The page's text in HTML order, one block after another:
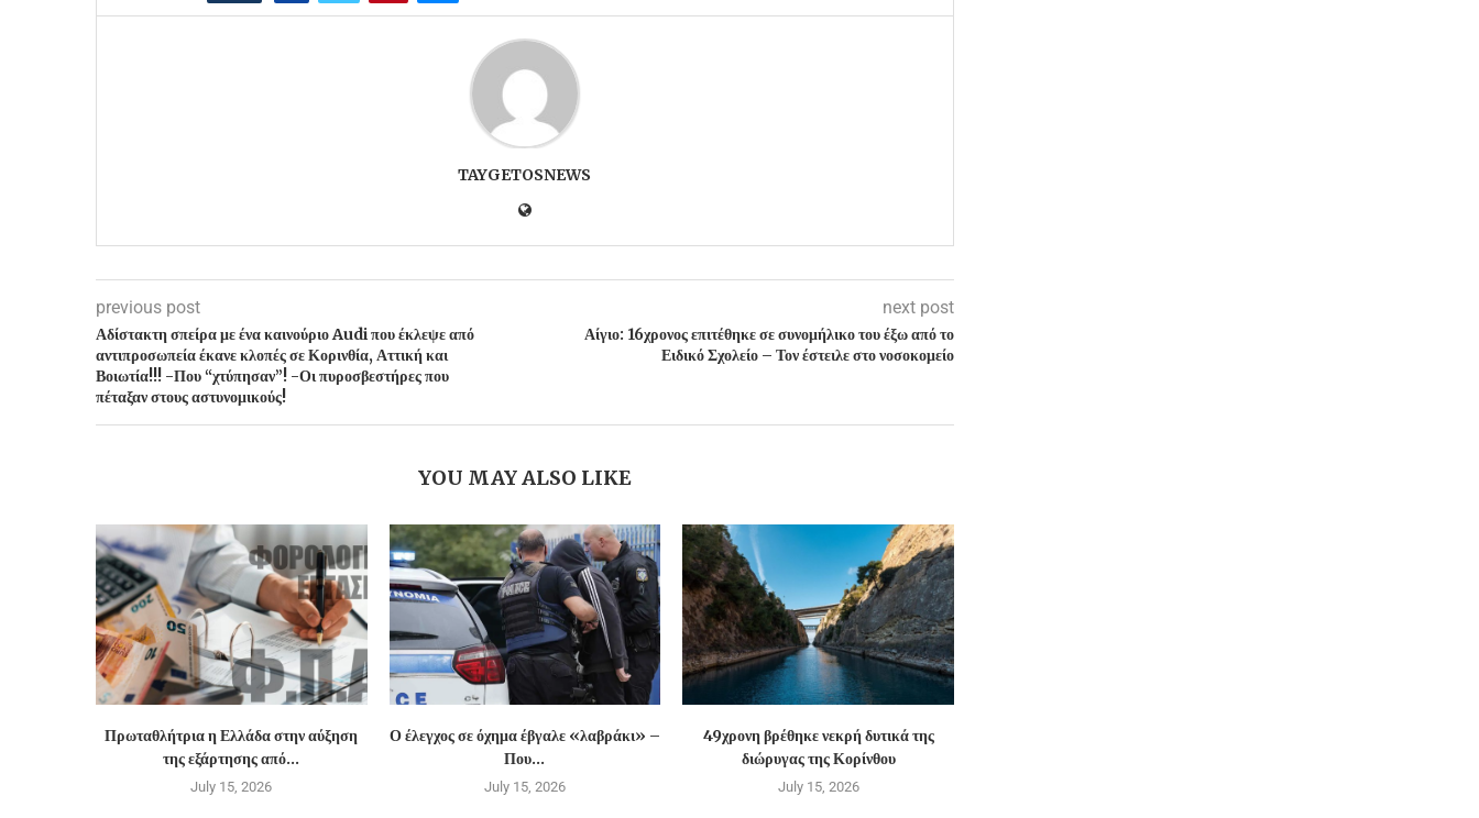
TAYGETOSNEWS
previous post
Αδίστακτη σπείρα με ένα καινούριο Audi που έκλεψε από
αντιπροσωπεία έκανε κλοπές σε Κορινθία, Αττική και
Βοιωτία!!! -Που “χτύπησαν”! -Οι πυροσβεστήρες που
πέταξαν στους αστυνομικούς!
next post
Αίγιο: 16χρονος επιτέθηκε σε συνομήλικο του έξω από το
Ειδικό Σχολείο – Τον έστειλε στο νοσοκομείο
YOU MAY ALSO LIKE
Πρωταθλήτρια η Ελλάδα στην αύξηση
της εξάρτησης από...
July 15, 2026
Ο έλεγχος σε όχημα έβγαλε «λαβράκι» –
Που...
July 15, 2026
49χρονη βρέθηκε νεκρή δυτικά της
διώρυγας της Κορίνθου
July 15, 2026